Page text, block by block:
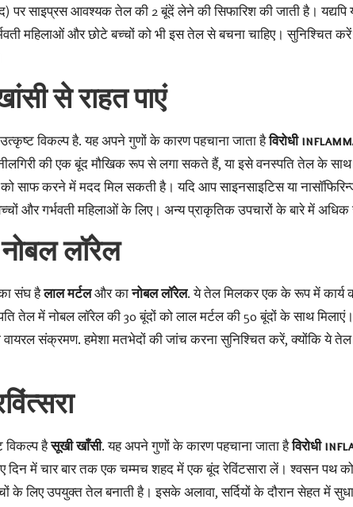
साइप्रस आवश्यक तेल की 2 बूंदें लेने की सिफारिश की जाती है। यद्यपि
महिलाओं और छोटे बच्चों को भी इस तेल से बचना चाहिए। सुनिश्चित
से राहत पाएं
विकल्प है. यह अपने गुणों के कारण पहचाना जाता हैविरोधी
की एक बूंद मौखिक रूप से लगा सकते हैं, या इसे वनस्पति तेल के
साफ करने में मदद मिल सकती है। यदि आप साइनसाइटिस या
और गर्भवती महिलाओं के लिए। अन्य प्राकृतिक उपचारों के बारे में
लॉरेल
संघ हैलाल मर्टलऔर कानोबल लॉरेल. ये तेल मिलकर एक के रूप में कार्य
में नोबल लॉरेल की 30 बूंदों को लाल मर्टल की 50 बूंदों के साथ मिलाएं।
वायरल संक्रमण. हमेशा मतभेदों की जांच करना सुनिश्चित करें, क्योंकि ये
विकल्प हैसूखी खाँसी. यह अपने गुणों के कारण पहचाना जाता हैविरोधी
में चार बार तक एक चम्मच शहद में एक बूंद रेविंटसारा लें। श्वसन पथ
लिए उपयुक्त तेल बनाती है। इसके अलावा, सर्दियों के दौरान सेहत में